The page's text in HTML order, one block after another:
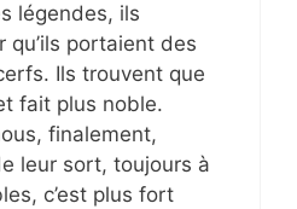
légendes, ils
qu’ils portaient des
Ils trouvent que
fait plus noble.
finalement,
leur sort, toujours à
c’est plus fort